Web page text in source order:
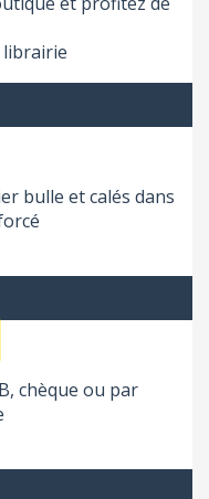
bulle et calés dans
chèque ou par